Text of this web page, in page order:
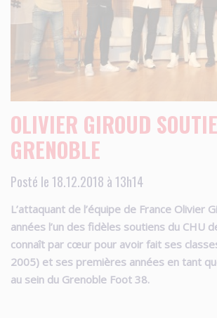
OLIVIER GIROUD
GRENOBLE
Posté le 18.12.2018 à 13h14
L’attaquant de l’équipe de France Olivier
années l’un des fidèles soutiens du CHU
connaît par cœur pour avoir fait ses
2005) et ses premières années en tant
au sein du Grenoble Foot 38.